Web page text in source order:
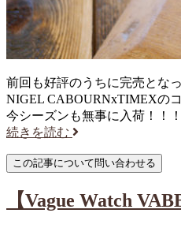
前回も好評のうちに完売とな
NIGEL CABOURNxTIMEXの
今シーズンも無事に入荷！！！
続きを読む
【Vague Watch